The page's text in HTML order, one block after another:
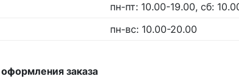
пн-пт: 10.00-19.00, сб:
пн-вс: 10.00-20.00
заказа